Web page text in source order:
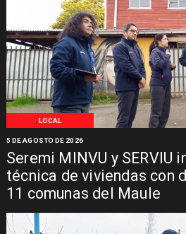
LOCAL
Seremi MINVU y SERVIU
técnica de viviendas con
11 comunas del Maule
5 DE AGOSTO DE 2026